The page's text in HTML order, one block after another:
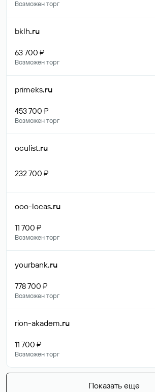
Возможен торг
bklh.ru
63 700 ₽
Возможен торг
primeks.ru
453 700 ₽
Возможен торг
oculist.ru
232 700 ₽
ooo-locas.ru
11 700 ₽
Возможен торг
yourbank.ru
778 700 ₽
Возможен торг
rion-akadem.ru
11 700 ₽
Возможен торг
Показать еще